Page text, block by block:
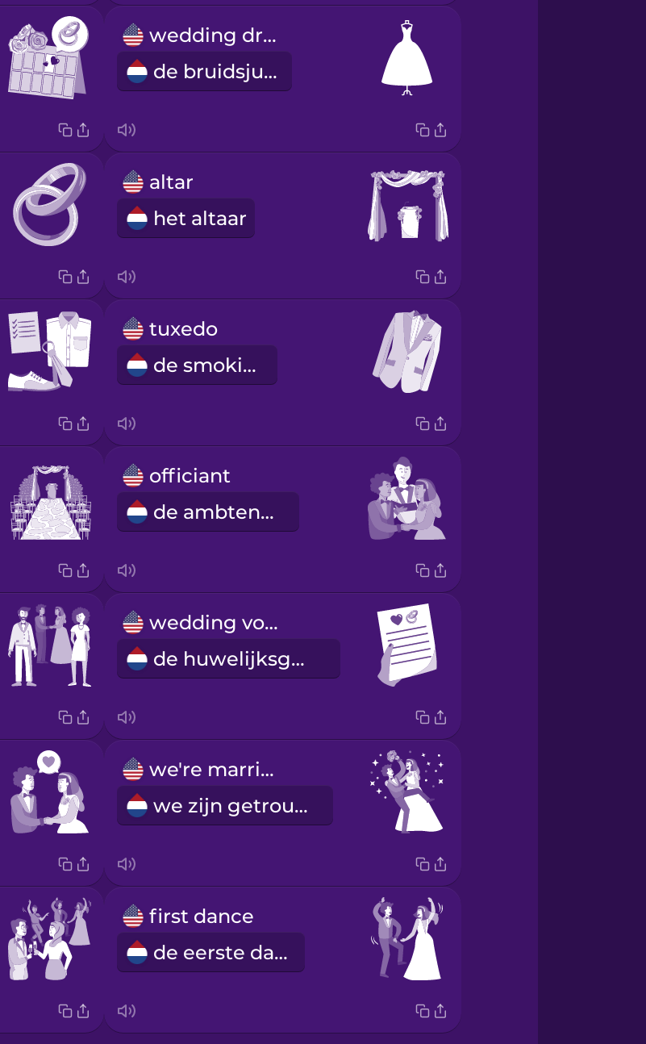
wedding dress
de bruidsjurk
altar
het altaar
tuxedo
de smoking
officiant
de ambtenaar
wedding vows
de huwelijksgeloften
we're married
we zijn getrouwd
first dance
de eerste dans